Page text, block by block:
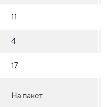
11
4
17
На пакет